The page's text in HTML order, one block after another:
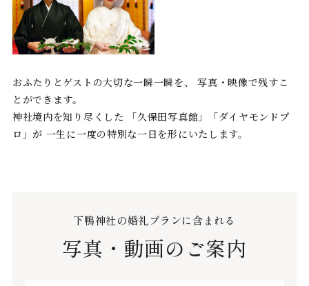
おふたりとゲストの大切な一瞬一瞬を、
写真・映像で残すこ
とができます。
神社境内を知り尽くした 「久保田写真館」「ダイヤモンドプ
ロ」が 一生に一度の特別な一日を形にいたします。
下鴨神社の婚礼プランに含まれる
写真・動画のご案内